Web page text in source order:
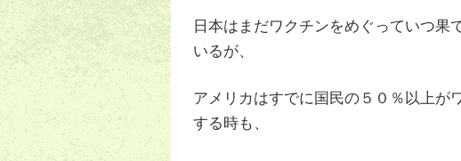
日本はまだワクチンをめぐっていつ果
いるが、
アメリカはすでに国民の５０％以上が
する時も、